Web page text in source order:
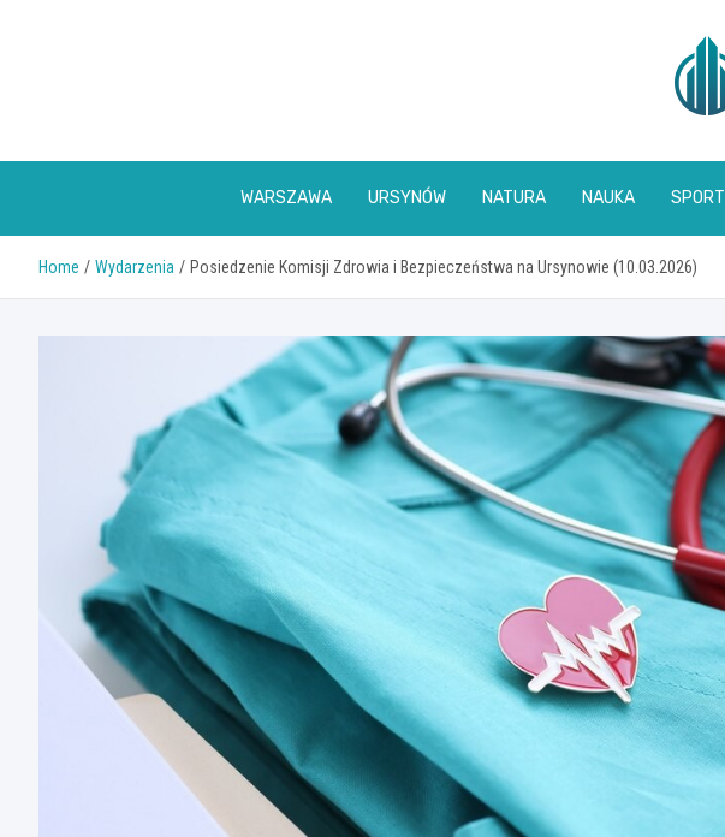
WARSZAWA URSYNÓW NATURA NAUKA SPORT
Home Wydarzenia Posiedzenie Komisji Zdrowia i Bezpieczeństwa na Ursynowie (10.03.2026)